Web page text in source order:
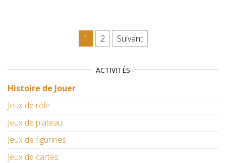
Pagination des publications
1 2 Suivant
ACTIVITÉS
Histoire de Jouer
Jeux de rôle
Jeux de plateau
Jeux de figurines
Jeux de cartes